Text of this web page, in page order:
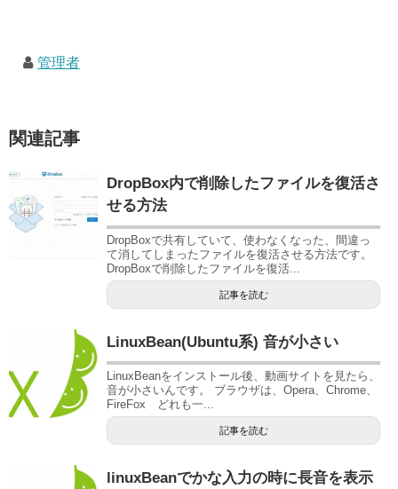
管理者
関連記事
DropBox内で削除したファイルを復活さ
せる方法
DropBoxで共有していて、使わなくなった、間違っ
て消してしまったファイルを復活させる方法です。
DropBoxで削除したファイルを復活...
記事を読む
LinuxBean(Ubuntu系) 音が小さい
LinuxBeanをインストール後、動画サイトを見たら、
音が小さいんです。 ブラウザは、Opera、Chrome、
FireFox どれも一...
記事を読む
linuxBeanでかな入力の時に長音を表示